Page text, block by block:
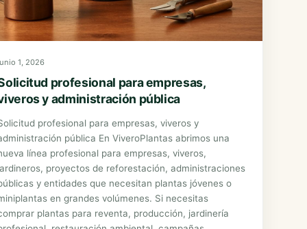
1, 2026
profesional para empresas,
y administración pública
profesional para empresas, viveros y
pública En ViveroPlantas abrimos una
línea profesional para empresas, viveros,
proyectos de reforestación, administraciones
y entidades que necesitan plantas jóvenes o
en grandes volúmenes. Si necesitas
plantas para reventa, producción, jardinería